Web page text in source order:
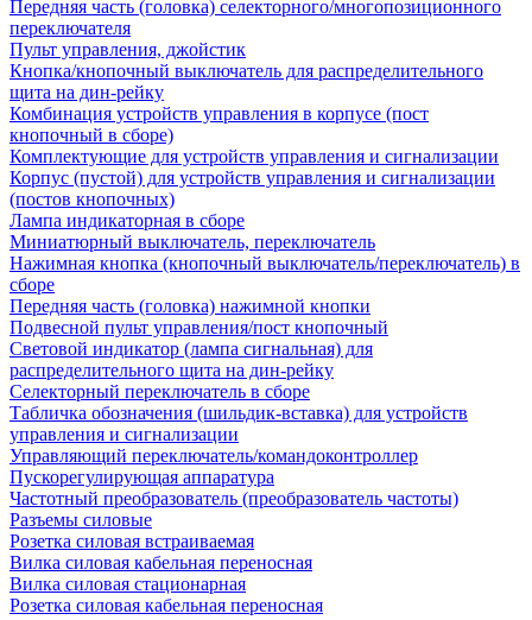
Передняя часть (головка) селекторного/многопозиционного
переключателя
Пульт управления, джойстик
Кнопка/кнопочный выключатель для распределительного
щита на дин-рейку
Комбинация устройств управления в корпусе (пост
кнопочный в сборе)
Комплектующие для устройств управления и сигнализации
Корпус (пустой) для устройств управления и сигнализации
(постов кнопочных)
Лампа индикаторная в сборе
Миниатюрный выключатель, переключатель
Нажимная кнопка (кнопочный выключатель/переключатель) в
сборе
Передняя часть (головка) нажимной кнопки
Подвесной пульт управления/пост кнопочный
Световой индикатор (лампа сигнальная) для
распределительного щита на дин-рейку
Селекторный переключатель в сборе
Табличка обозначения (шильдик-вставка) для устройств
управления и сигнализации
Управляющий переключатель/командоконтроллер
Пускорегулирующая аппаратура
Частотный преобразователь (преобразователь частоты)
Разъемы силовые
Розетка силовая встраиваемая
Вилка силовая кабельная переносная
Вилка силовая стационарная
Розетка силовая кабельная переносная